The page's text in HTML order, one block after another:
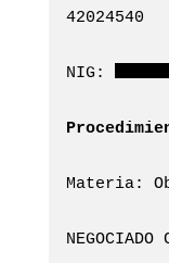
42024540
NIG:
Materia:
NEGOCIADO